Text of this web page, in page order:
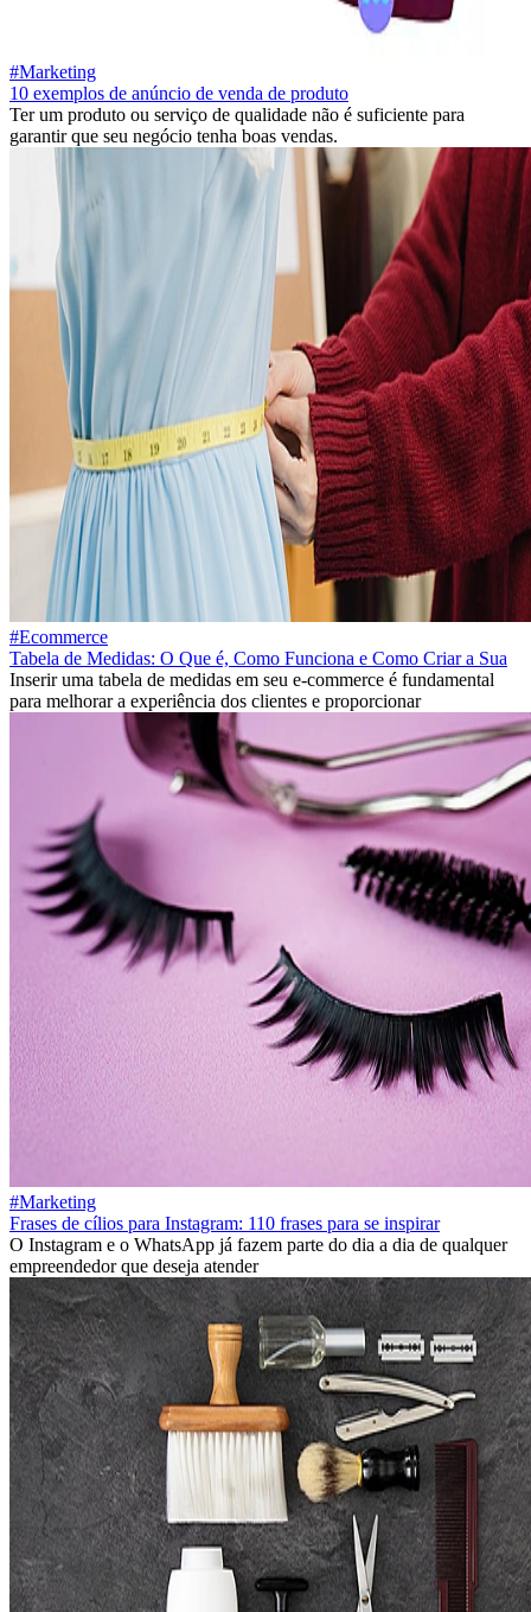
#Marketing
10 exemplos de anúncio de venda de produto
Ter um produto ou serviço de qualidade não é suficiente para
garantir que seu negócio tenha boas vendas.
#Ecommerce
Tabela de Medidas: O Que é, Como Funciona e Como Criar a Sua
Inserir uma tabela de medidas em seu e-commerce é fundamental
para melhorar a experiência dos clientes e proporcionar
#Marketing
Frases de cílios para Instagram: 110 frases para se inspirar
O Instagram e o WhatsApp já fazem parte do dia a dia de qualquer
empreendedor que deseja atender